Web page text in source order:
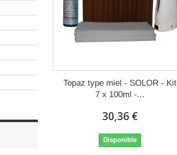
Topaz type miel - SOLOR - Kit
7 x 100ml -...
30,36 €
Disponible